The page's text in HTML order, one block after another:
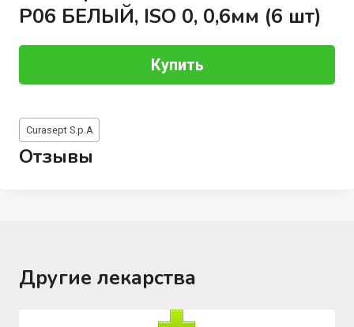
P06 БЕЛЫЙ, ISO 0, 0,6мм (6 шт)
Купить
Метки
записи:
Curasept S.p.A
Отзывы
Другие лекарства